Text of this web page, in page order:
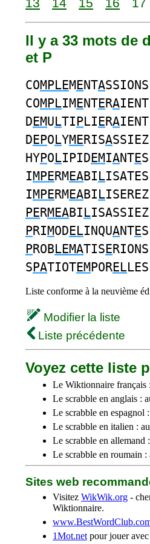
Il y a 33 mots de
et P
COMPLEMENTA
COMPLIMENTERA
DEMULTIPLIERA
DEPOLYMERISA
HYPOLIPIDEMIANTE
IMPERMEABIL
IMPERMEABIL
PERMEABILISASSIEZ
PRIMODELINQUANTES
PROBLEMATISE
SPATIOTEMPOREL
Liste conforme à la neuvième
Modifier la liste
Liste précédente
Voyez cette liste
Le Wiktionnaire français :
Le scrabble en anglais :
Le scrabble en espagnol
Le scrabble en italien :
Le scrabble en allemand
Le scrabble en roumain :
Sites web
Visitez WikWik.org -
Wiktionnaire.
1Mot.net pour jouer